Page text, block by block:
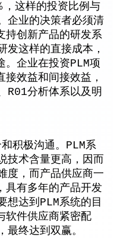
，这样的投资比例与
企业的决策者必须清
持创新产品的研发系
发这样的直接成本，
。企业在投资PLM项
接效益和间接效益，
R01分析体系以及明
积极沟通。PLM系
技术含量更高，因而
度，而产品供应商一
具有多年的产品开发
想达到PLM系统的目
软件供应商紧密配
最终达到双赢。